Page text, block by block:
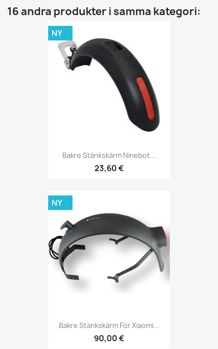
16 andra produkter i samma kategori:
Bakre Stänkskärm Ninebot...
23,60 €
NY
Bakre Stänkskärm För Xiaomi...
90,00 €
NY